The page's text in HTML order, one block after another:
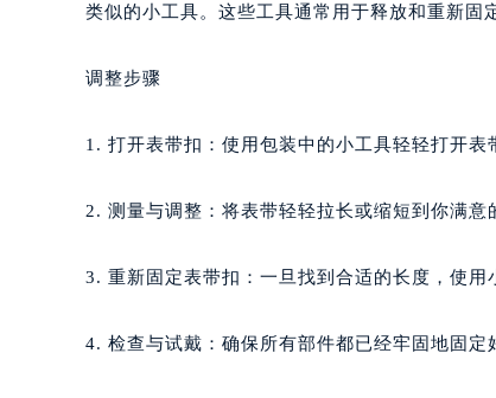
类似的小工具。这些工具通常用于释放和重新固
调整步骤
1. 打开表带扣：使用包装中的小工具轻轻打开表
2. 测量与调整：将表带轻轻拉长或缩短到你满意
3. 重新固定表带扣：一旦找到合适的长度，使用
4. 检查与试戴：确保所有部件都已经牢固地固定